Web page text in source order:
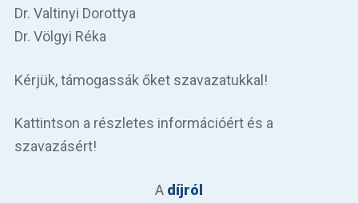
Dr. Valtinyi Dorottya
Dr. Völgyi Réka
Kérjük, támogassák őket szavazatukkal!
Kattintson a részletes információért és a
szavazásért!
A díjról